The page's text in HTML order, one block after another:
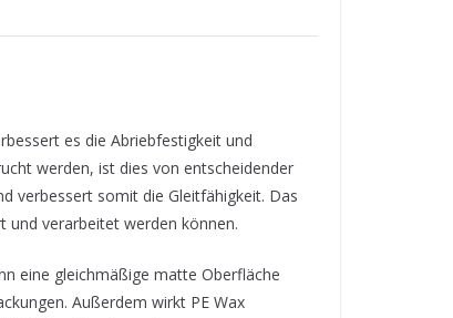
es die Abriebfestigkeit und
werden, ist dies von entscheidender
verbessert somit die Gleitfähigkeit. Das
und verarbeitet werden können.
eine gleichmäßige matte Oberfläche
Außerdem wirkt PE Wax